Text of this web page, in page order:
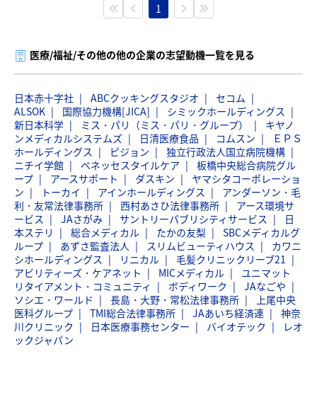
1
医療/福祉/その他の他の企業の志望動機一覧を見る
日本赤十字社 ABCクッキングスタジオ
セコム
ALSOK
国際協力機構[JICA]
シミックホールディングス
新日本科学
ミス・パリ（ミス・パリ・グループ）
キヤノ
ンメディカルシステムズ
日清医療食品 コムスン
ＥＰＳ
ホールディングス
ピジョン
独立行政法人国立病院機構
ニチイ学館
ベネッセスタイルケア
板橋中央総合病院グル
ープ
アースサポート ダスキン
ヤマシタコーポレーショ
ン
トーカイ アインホールディングス
アンダーソン・毛
利・友常法律事務所
西村あさひ法律事務所
アース環境サ
ービス
JAさがみ サントリーパブリシティサービス
日
本ステリ
総合メディカル たかの友梨
SBCメディカルグ
ループ
あずさ監査法人 スリムビューティハウス
カワニ
シホールディングス
リニカル
毛髪クリニックリーブ21
アビリティーズ・ケアネット
MICメディカル
ユニマット
リタイアメント・コミュニティ
ボディワーク
JAなごや
ソシエ・ワールド
長島・大野・常松法律事務所
上尾中央
医科グループ
TMI総合法律事務所 JAあいち経済連
神奈
川クリニック
日本医療事務センター バイオテック
レオ
ックジャパン